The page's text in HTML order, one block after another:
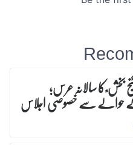
بخش ؒ کا سالانہ عرس;
حوالے سے خصوصی اجلاس